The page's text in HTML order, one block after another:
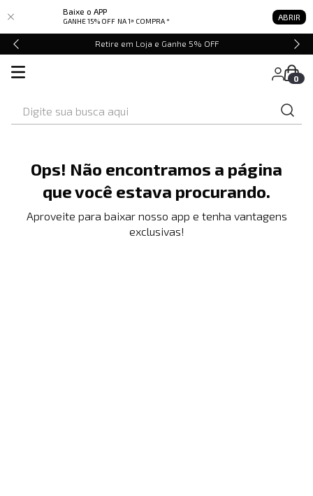
Baixe o APP
GANHE 15% OFF NA 1ª COMPRA * ABRIR
Retire em Loja e Ganhe 5% OFF
0
Ops! Não encontramos a página
que você estava procurando.
Aproveite para baixar nosso app e tenha vantagens
exclusivas!